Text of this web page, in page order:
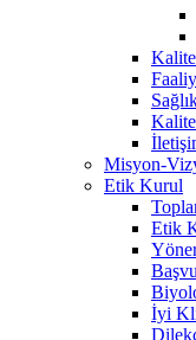
Kalite
Misyon-
Etik Kurul
Etik
İyi